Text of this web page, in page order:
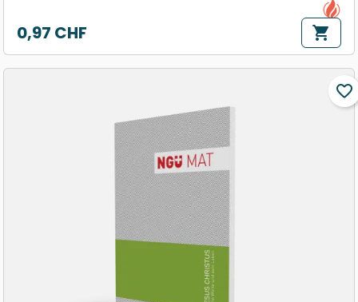
Prix
0,97 CHF shopping_cart
favorite_border